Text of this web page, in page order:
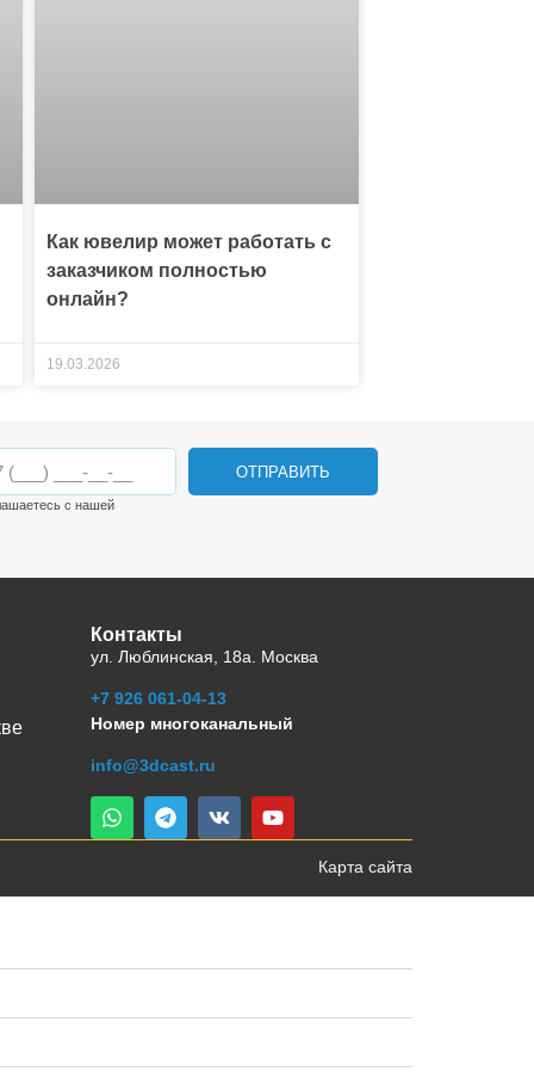
Как ювелир может работать с
заказчиком полностью
онлайн?
19.03.2026
ОТПРАВИТЬ
с нашей
Контакты
ул. Люблинская, 18а. Москва
+7 926 061-04-13
Номер многоканальный
info@3dcast.ru
Карта сайта